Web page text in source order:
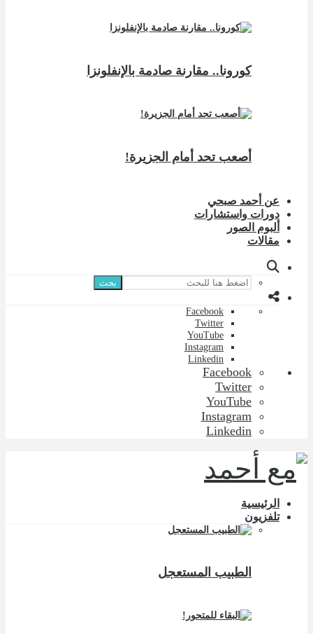
كورونا.. مقارنة صادمة بالإنفلونزا
أصعب تحد أمام الجزيرة!
عن أحمد صبحي
دورات واستشارات
ألبوم الصور
مقالات
بحث
Facebook
Twitter
YouTube
Instagram
Linkedin
Facebook
Twitter
YouTube
Instagram
Linkedin
الرئيسية
تلفزيون
الطبيب المستعجل